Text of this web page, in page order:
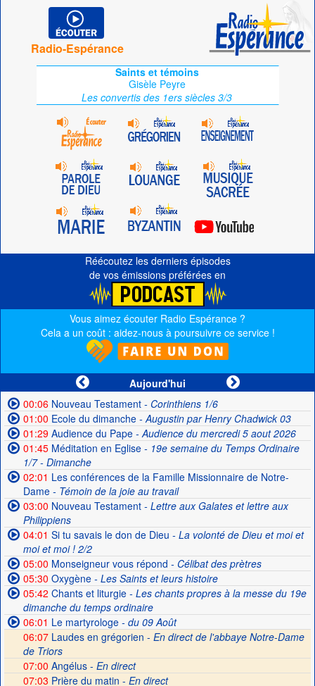
Radio-Espérance
Saints et témoins
Gisèle Peyre
Les convertis des 1ers siècles 3/3
Réécoutez les derniers épisodes
de vos émissions préférées en
Vous aimez écouter Radio Espérance ?
Cela a un coût : aidez-nous à poursuivre ce service !
Aujourd'hui
00:06Nouveau Testament- Corinthiens 1/6
01:00 Ecole du dimanche- Augustin par Henry Chadwick 03
01:29Audience du Pape- Audience du mercredi 5 aout 2026
01:45Méditation en Eglise- 19e semaine du Temps Ordinaire
1/7 - Dimanche
02:01 Les conférences de la Famille Missionnaire de Notre-
Dame- Témoin de la joie au travail
03:00 Nouveau Testament- Lettre aux Galates et lettre aux
Philippiens
04:01 Si tu savais le don de Dieu - La volonté de Dieu et moi et
moi et moi ! 2/2
05:00 Monseigneur vous répond - Célibat des prètres
05:30 Oxygène- Les Saints et leurs histoire
05:42 Chants et liturgie- Les chants propres à la messe du 19e
dimanche du temps ordinaire
06:01 Le martyrologe- du 09 Août
06:07Laudes en grégorien - En direct de l'abbaye Notre-Dame
de Triors
07:00 Angélus - En direct
07:03 Prière du matin - En direct